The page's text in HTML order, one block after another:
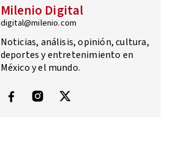
Milenio Digital
digital@milenio.com
Noticias, análisis, opinión, cultura,
deportes y entretenimiento en
México y el mundo.